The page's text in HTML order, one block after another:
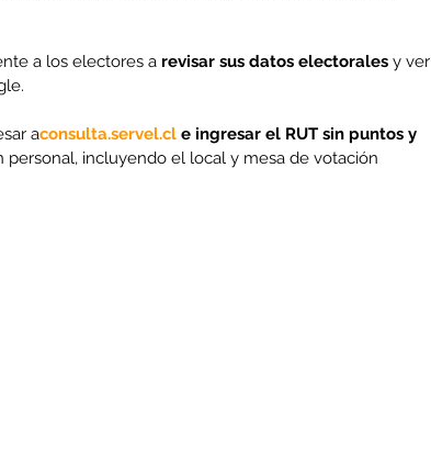
a los electores a revisar sus datos electorales y ver
aconsulta.servel.cl e ingresar el RUT sin puntos y
personal, incluyendo el local y mesa de votación